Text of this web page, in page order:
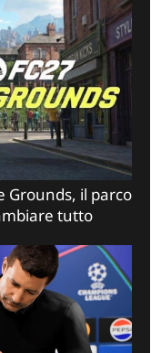
Grounds, il parco
tutto